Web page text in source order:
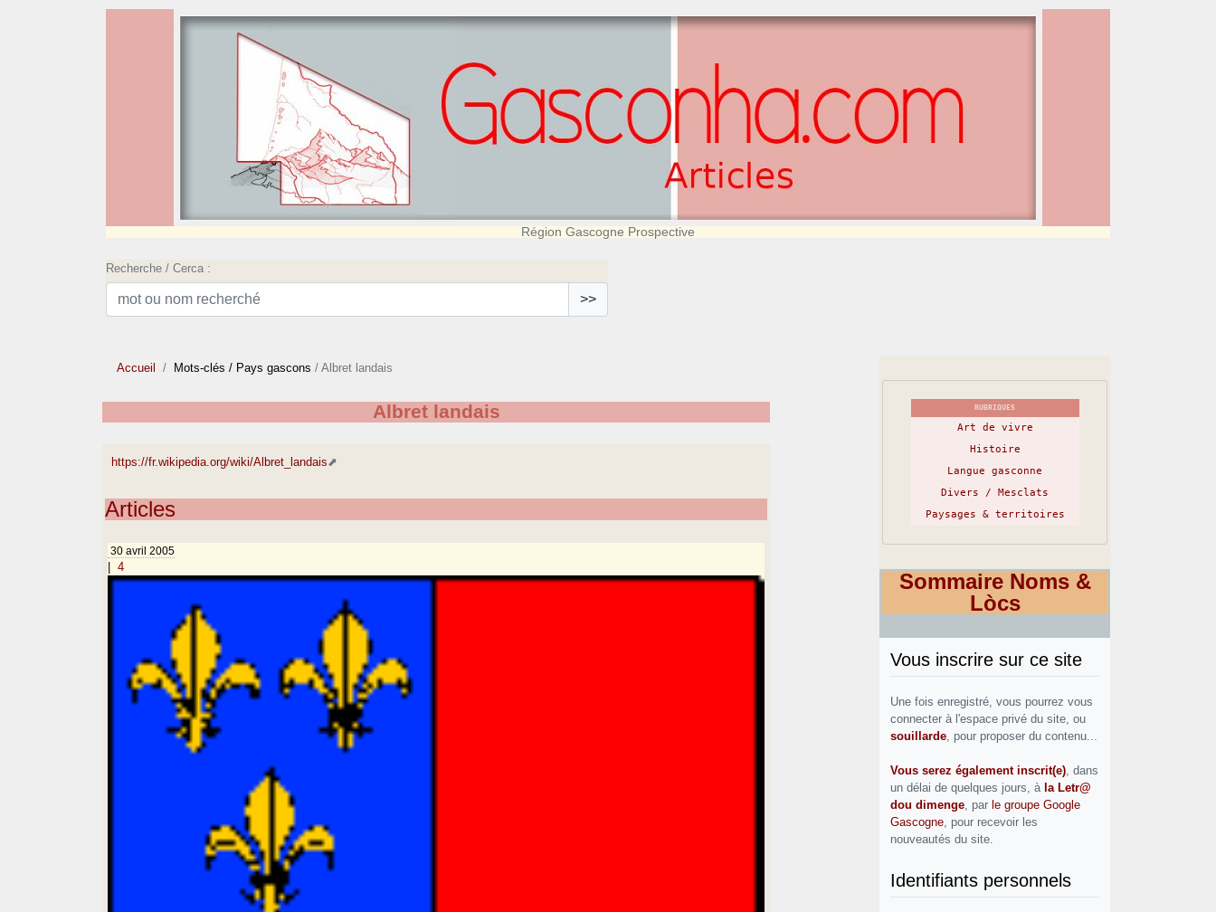
Région Gascogne Prospective
Recherche / Cerca :
>>
Accueil Mots-clés / Pays gascons / Albret landais
Albret landais
https://fr.wikipedia.org/wiki/Albret_landais
Articles
30 avril 2005
4
RUBRIQUES
Art de vivre
Histoire
Langue gasconne
Divers / Mesclats
Paysages & territoires
Sommaire Noms &
Lòcs
Vous inscrire sur ce site
Une fois enregistré, vous pourrez vous
connecter à l'espace privé du site, ou
souillarde , pour proposer du contenu...
Vous serez également inscrit(e), dans
un délai de quelques jours, à la Letr@
dou dimenge, par le groupe Google
Gascogne, pour recevoir les
nouveautés du site.
Identifiants personnels